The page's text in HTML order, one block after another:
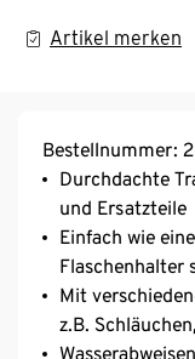
Artikel merken
Bestellnummer:
Durchdachte
und Ersatzteile
Einfach wie
Flaschenhalter
Mit
z.B.